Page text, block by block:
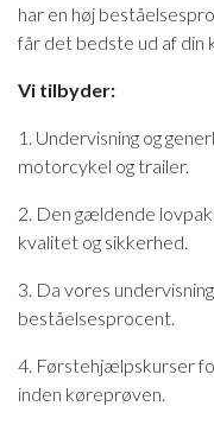
har en høj
får det bedste ud af din
Vi tilbyder:
1. Undervisning og
motorcykel og trailer.
2. Den gældende
kvalitet og sikkerhed.
3. Da vores
beståelsesprocent.
4. Førstehjælpskurser
inden køreprøven.